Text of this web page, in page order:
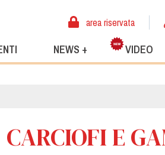
area riservata
NEWS + VIDEO
E